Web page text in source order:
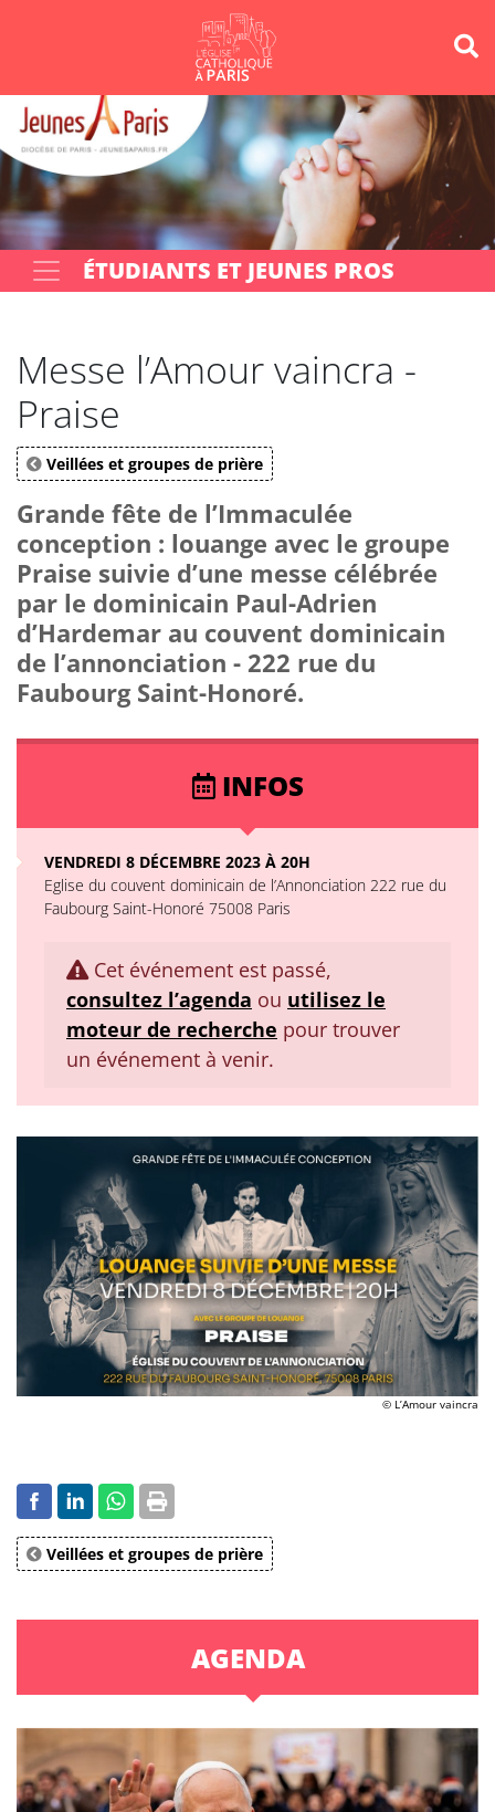
Votre recherche OK
ÉTUDIANTS ET JEUNES PROS
Messe l’Amour vaincra -
Praise
Veillées et groupes de prière
Grande fête de l’Immaculée
conception : louange avec le groupe
Praise suivie d’une messe célébrée
par le dominicain Paul-Adrien
d’Hardemar au couvent dominicain
de l’annonciation - 222 rue du
Faubourg Saint-Honoré.
INFOS
VENDREDI 8 DÉCEMBRE 2023 À 20H
Eglise du couvent dominicain de l’Annonciation 222 rue du
Faubourg Saint-Honoré 75008 Paris
Cet événement est passé,
consultez l’agenda ou utilisez le
moteur de recherche pour trouver
un événement à venir.
© L’Amour vaincra
Veillées et groupes de prière
AGENDA
Panneau de gestion des cookies